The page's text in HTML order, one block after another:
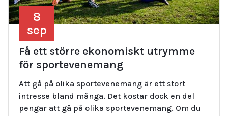
8
sep
Få ett större ekonomiskt utrymme
för sportevenemang
Att gå på olika sportevenemang är ett stort
intresse bland många. Det kostar dock en del
pengar att gå på olika sportevenemang. Om du